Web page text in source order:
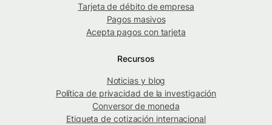
Tarjeta de débito de empresa
Pagos masivos
Acepta pagos con tarjeta
Recursos
Noticias y blog
Política de privacidad de la investigación
Conversor de moneda
Etiqueta de cotización internacional